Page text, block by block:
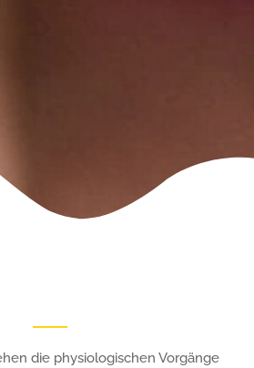
die physiologischen Vorgänge